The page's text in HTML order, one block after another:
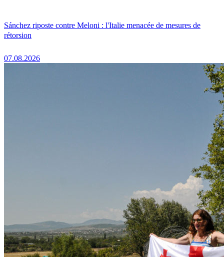
Sánchez riposte contre Meloni : l'Italie menacée de mesures de
rétorsion
07.08.2026